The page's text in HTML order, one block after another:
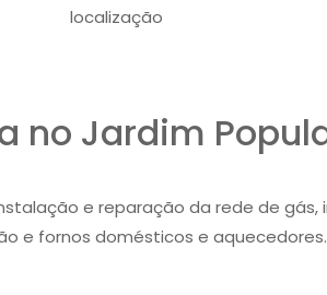
localização
no Jardim
e reparação da rede de
e fornos domésticos e aquecedores.